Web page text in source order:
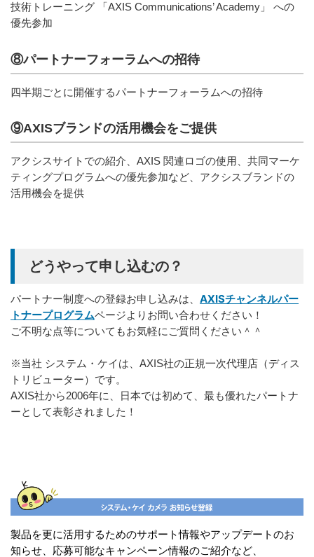
技術トレーニング 「AXIS Communications’ Academy」 への
優先参加
⑧パートナーフォーラムへの招待
四半期ごとに開催するパートナーフォーラムへの招待
⑨AXISブランドの活用機会をご提供
アクシスサイトでの紹介、AXIS 関連ロゴの使用、共同マーケ
ティングプログラムへの優先参加など、アクシスブランドの
活用機会を提供
どうやって申し込むの？
パートナー制度への登録お申し込みは、 AXISチャンネルパー
トナープログラムページよりお問い合わせください！
ご不明な点等についてもお気軽にご質問ください＾＾
※当社 システム・ケイは、AXIS社の正規一次代理店（ディス
トリビューター）です。
AXIS社から2006年に、日本では初めて、最も優れたパートナ
ーとして表彰されました！
製品を更に活用するためのサポート情報やアップデートのお
知らせ、応募可能なキャンペーン情報のご紹介など、